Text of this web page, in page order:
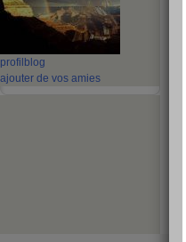
profil blog
ajouter de vos amies